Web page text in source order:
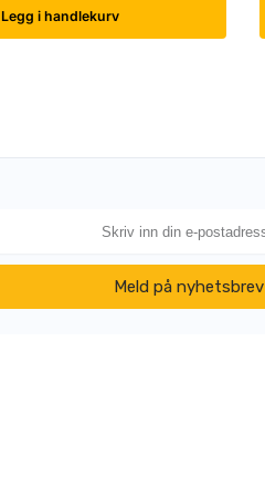
Legg i handlekurv
Meld på nyhetsbrev